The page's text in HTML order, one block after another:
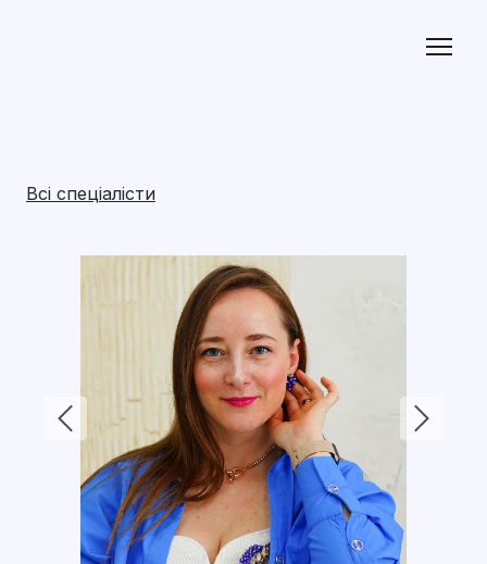
Всі спеціалісти